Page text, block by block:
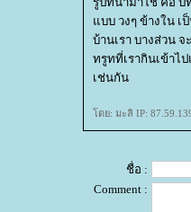
บบ วงๆ ข้างใน เ
บ้านเรา บางส่วน
ทรูทที่เรากินเข้าไ
เช่นกัน
ดย: มะลิ IP:
ชื่อ :
Comment :